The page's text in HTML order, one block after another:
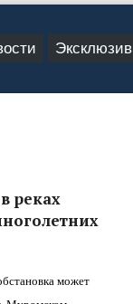
Эксклюзив
реках
может